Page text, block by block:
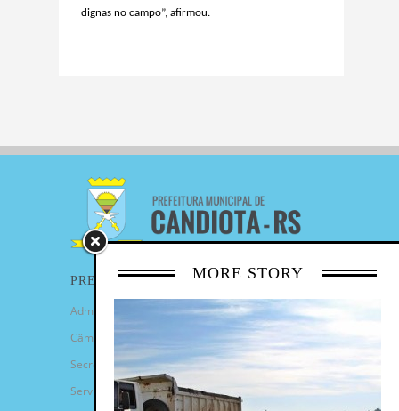
dignas no campo”, afirmou.
MORE STORY
PREFEITURA
Administração Municipal
Câmara de Vereadores
Secretarias
Serviços